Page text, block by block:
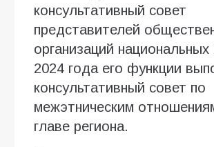
консультативный совет
представителей
организаций национальных
2024 года его функции
консультативный совет по
межэтническим
главе региона.